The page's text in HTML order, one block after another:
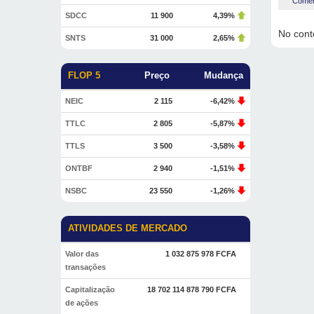
SDCC 11 900 4,39%
SNTS 31 000 2,65%
FLOP 5 Preço Mudança
NEIC 2 115 -6,42%
TTLC 2 805 -5,87%
TTLS 3 500 -3,58%
ONTBF 2 940 -1,51%
NSBC 23 550 -1,26%
ATIVIDADES DE MERCADO
Valor das
transações
1 032 875 978 FCFA
Capitalização
de ações
18 702 114 878 790 FCFA
No